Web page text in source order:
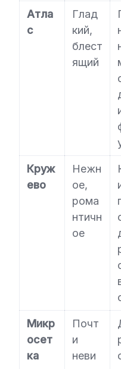
Атла
с
Глад
кий,
блест
ящий
Круж
ево
Нежн
ое,
рома
нтичн
ое
Микр
осет
ка
Почт
и
неви